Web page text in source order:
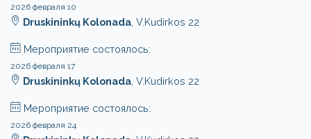
2026 февраля 10
Druskininkų Kolonada , V.Kudirkos 22
Мероприятие состоялось:
2026 февраля 17
Druskininkų Kolonada , V.Kudirkos 22
Мероприятие состоялось:
2026 февраля 24